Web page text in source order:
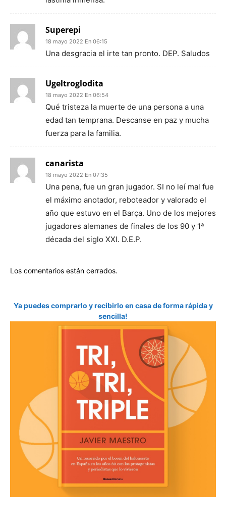
Superepi
18 mayo 2022 En 06:15
Una desgracia el irte tan pronto. DEP. Saludos
Ugeltroglodita
18 mayo 2022 En 06:54
Qué tristeza la muerte de una persona a una
edad tan temprana. Descanse en paz y mucha
fuerza para la familia.
canarista
18 mayo 2022 En 07:35
Una pena, fue un gran jugador. SI no leí mal fue
el máximo anotador, reboteador y valorado el
año que estuvo en el Barça. Uno de los mejores
jugadores alemanes de finales de los 90 y 1ª
década del siglo XXI. D.E.P.
Los comentarios están cerrados.
Ya puedes comprarlo y recibirlo en casa de forma rápida y
sencilla!